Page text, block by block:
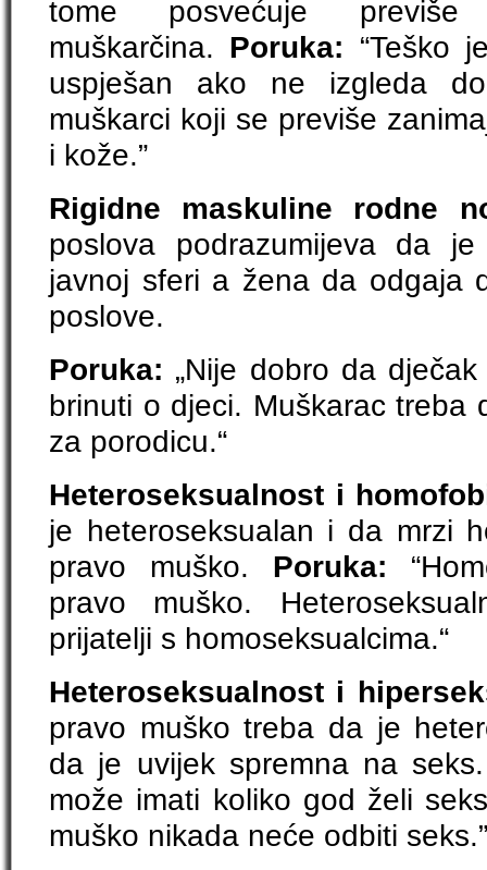
tome posvećuje
muškarčina. Poruka: “Teško
uspješan ako ne izgleda
muškarci koji se previše
i kože.”
Rigidne maskuline rodne
poslova podrazumijeva da
javnoj sferi a žena da odgaja
poslove.
Poruka: „Nije dobro da
brinuti o djeci. Muškarac treba
za porodicu.“
Heteroseksualnost i
je heteroseksualan i da mrzi
pravo muško. Poruka:
pravo muško.
prijatelji s homoseksualcima.“
Heteroseksualnost i
pravo muško treba da je
da je uvijek spremna na
može imati koliko god želi
muško nikada neće odbiti seks.”